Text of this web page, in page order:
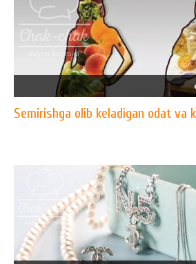
Semirishga olib keladigan odat va